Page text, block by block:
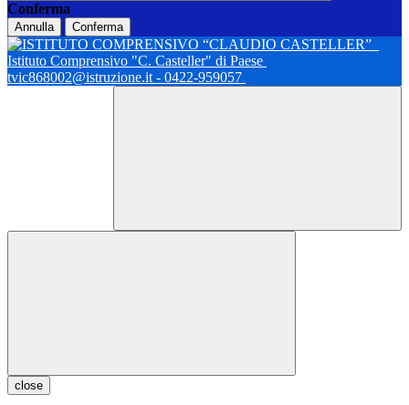
Conferma
Annulla Conferma
Istituto Comprensivo "C. Casteller" di Paese
tvic868002@istruzione.it - 0422-959057
close